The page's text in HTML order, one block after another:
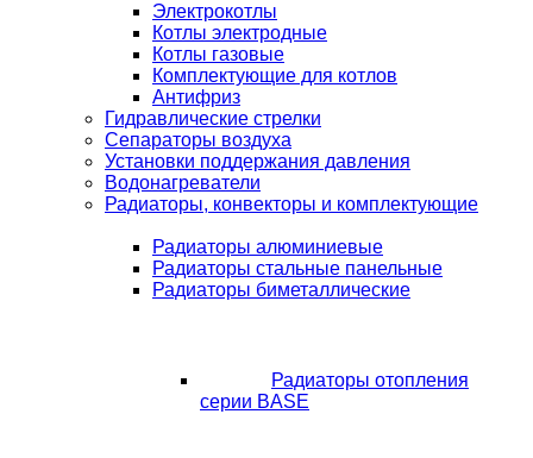
Электрокотлы
Котлы электродные
Котлы газовые
Комплектующие для котлов
Антифриз
Гидравлические стрелки
Сепараторы воздуха
Установки поддержания давления
Водонагреватели
Радиаторы, конвекторы и комплектующие
Радиаторы алюминиевые
Радиаторы стальные панельные
Радиаторы биметаллические
Радиаторы отопления
серии BASE